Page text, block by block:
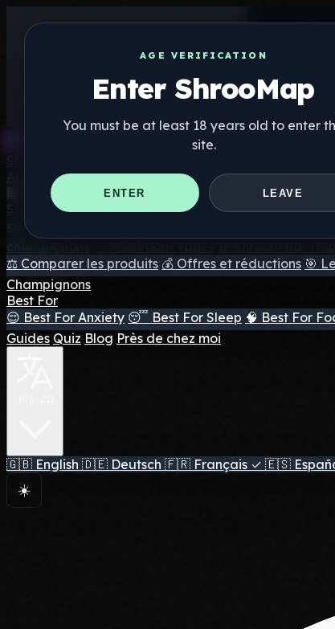
AGE VERIFICATION
Enter ShrooMap
You must be at least 18 years old to enter
site.
ENTER LEAVE
Annuaire
🏢 Répertoire des marques
📍 Recherche d'un
Suppléments
🍬 Gommes aux champignons
⚖️ Comparer les produits 💰 Offres et réductions 🎯
Champignons
Best For
😌 Best For Anxiety 😴 Best For Sleep 🧠 Best For
Guides Quiz Blog Près de chez moi
🇬🇧 English 🇩🇪 Deutsch 🇫🇷 Français ✓ 🇪🇸
☀️